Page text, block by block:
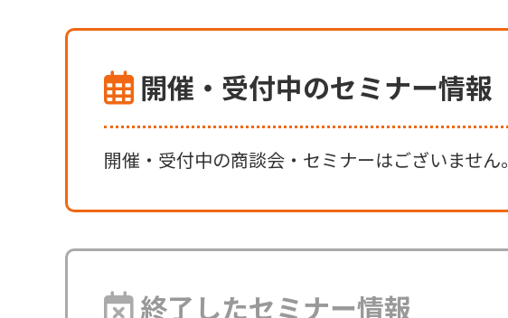
開催・受付中のセミナー情報
開催・受付中の商談会・セミナーはございません。
終了したセミナー情報